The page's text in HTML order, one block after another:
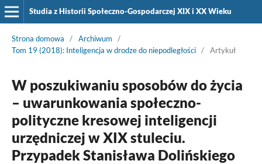
Studia z Historii Społeczno-Gospodarczej XIX i XX Wieku
Strona domowa / Archiwum
/
Tom 19 (2018): Inteligencja w drodze do niepodległości / Artykuł
W poszukiwaniu sposobów do życia
– uwarunkowania społeczno-
polityczne kresowej inteligencji
urzędniczej w XIX stuleciu.
Przypadek Stanisława Dolińskiego